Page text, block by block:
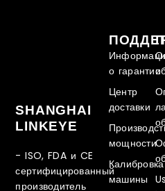
SHANGHAI
LINKEYE
- ISO, FDA и CE
сертифицированный
производитель
о гарантии
Центр
доставки
мощности
Калибровка
машины